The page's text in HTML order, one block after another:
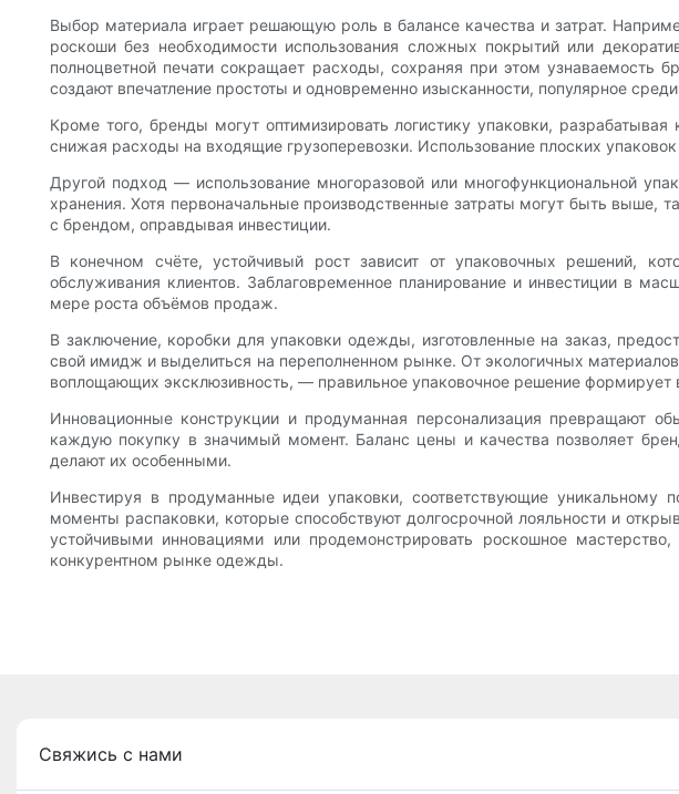
Выбор материала играет решающую роль в балансе качества и затрат.
роскоши без необходимости использования сложных покрытий или
полноцветной печати сокращает расходы, сохраняя при этом
создают впечатление простоты и одновременно изысканности, популярное
Кроме того, бренды могут оптимизировать логистику упаковки,
снижая расходы на входящие грузоперевозки. Использование плоских
Другой подход — использование многоразовой или многофункциональной
хранения. Хотя первоначальные производственные затраты могут быть выше,
с брендом, оправдывая инвестиции.
В конечном счёте, устойчивый рост зависит от упаковочных решений,
обслуживания клиентов. Заблаговременное планирование и инвестиции в
мере роста объёмов продаж.
В заключение, коробки для упаковки одежды, изготовленные на заказ,
свой имидж и выделиться на переполненном рынке. От экологичных
воплощающих эксклюзивность, — правильное упаковочное решение формирует
Инновационные конструкции и продуманная персонализация превращают
каждую покупку в значимый момент. Баланс цены и качества позволяет
делают их особенными.
Инвестируя в продуманные идеи упаковки, соответствующие
моменты распаковки, которые способствуют долгосрочной лояльности и
устойчивыми инновациями или продемонстрировать роскошное
конкурентном рынке одежды.
Свяжись с нами